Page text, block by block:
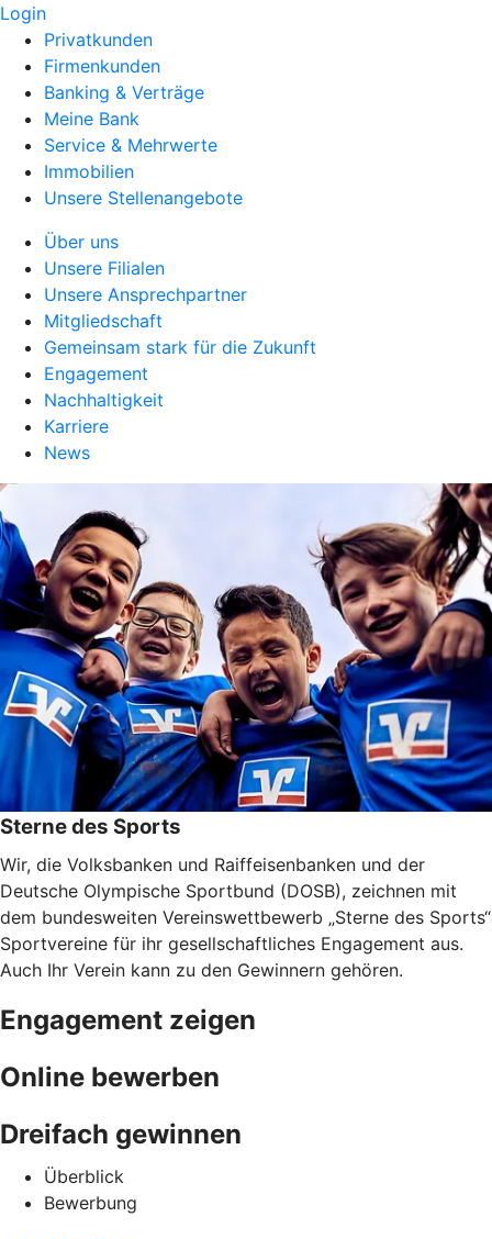
Login
Privatkunden
Firmenkunden
Banking & Verträge
Meine Bank
Service & Mehrwerte
Immobilien
Unsere Stellenangebote
Über uns
Unsere Filialen
Unsere Ansprechpartner
Mitgliedschaft
Gemeinsam stark für die Zukunft
Engagement
Nachhaltigkeit
Karriere
News
Sterne des Sports
Wir, die Volksbanken und Raiffeisenbanken und der
Deutsche Olympische Sportbund (DOSB), zeichnen mit
dem bundesweiten Vereinswettbewerb „Sterne des Sports“
Sportvereine für ihr gesellschaftliches Engagement aus.
Auch Ihr Verein kann zu den Gewinnern gehören.
Engagement zeigen
Online bewerben
Dreifach gewinnen
Überblick
Bewerbung